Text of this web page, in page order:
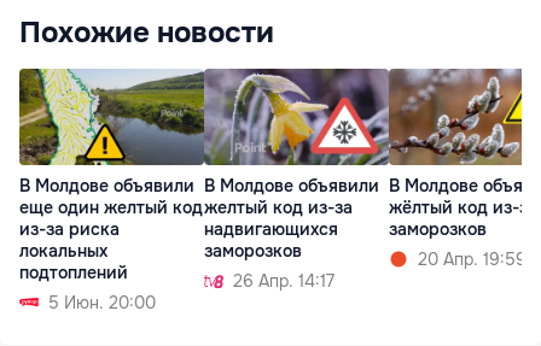
Похожие новости
В Молдове объявили
еще один желтый код
из-за риска
локальных
подтоплений
5 Июн. 20:00
В Молдове объявили
желтый код из-за
надвигающихся
заморозков
26 Апр. 14:17
В Молдове
жёлтый код из-за
заморозков
20 Апр. 19:59